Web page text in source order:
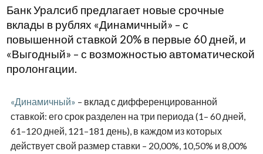
Банк Уралсиб предлагает новые срочные
вклады в рублях «Динамичный» – с
повышенной ставкой 20% в первые 60 дней, и
«Выгодный» – с возможностью автоматической
пролонгации.
«Динамичный» – вклад с дифференцированной
ставкой: его срок разделен на три периода (1– 60 дней,
61–120 дней, 121–181 день), в каждом из которых
действует свой размер ставки – 20,00%, 10,50% и 8,00%